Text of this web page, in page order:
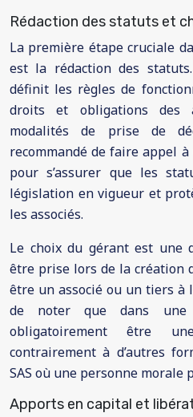
Rédaction des statuts et
La première étape cruciale
est la rédaction des
définit les règles de
droits et obligations des
modalités de prise de
recommandé de faire appel
pour s’assurer que les
législation en vigueur et
les associés.
Le choix du gérant est une
être prise lors de la création
être un associé ou un tiers à
de noter que dans
obligatoirement être
contrairement à d’autres
SAS où une personne morale
Apports en capital et